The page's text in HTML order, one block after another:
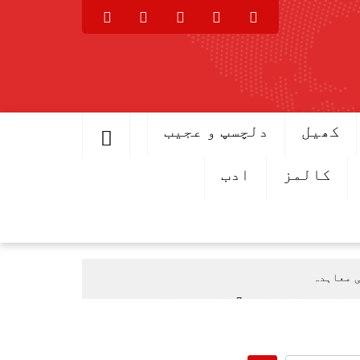
کھیل دلچسپ و عجیب
کالمز ادب
معاہدہ
اطلاق 7 اگست سے ہوگا